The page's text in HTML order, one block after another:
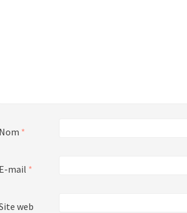
Nom *
E-mail *
web